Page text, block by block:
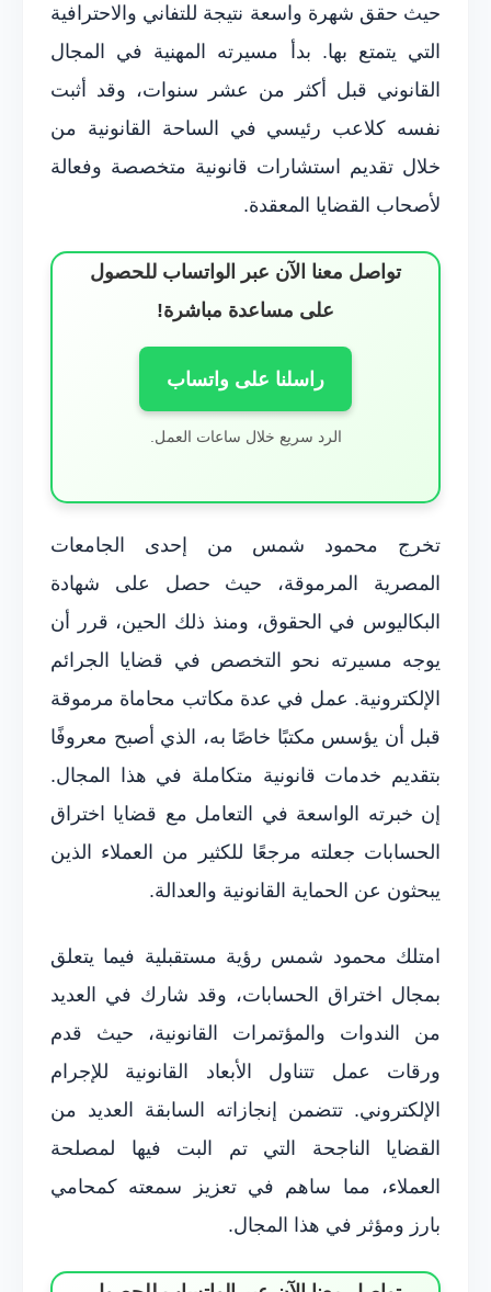
حيث حقق شهرة واسعة نتيجة للتفاني والاحترافية
التي يتمتع بها. بدأ مسيرته المهنية في المجال
القانوني قبل أكثر من عشر سنوات، وقد أثبت
نفسه كلاعب رئيسي في الساحة القانونية من
خلال تقديم استشارات قانونية متخصصة وفعالة
لأصحاب القضايا المعقدة.
تواصل معنا الآن عبر الواتساب للحصول
على مساعدة مباشرة!
راسلنا على واتساب
الرد سريع خلال ساعات العمل.
تخرج محمود شمس من إحدى الجامعات
المصرية المرموقة، حيث حصل على شهادة
البكاليوس في الحقوق، ومنذ ذلك الحين، قرر أن
يوجه مسيرته نحو التخصص في قضايا الجرائم
الإلكترونية. عمل في عدة مكاتب محاماة مرموقة
قبل أن يؤسس مكتبًا خاصًا به، الذي أصبح معروفًا
بتقديم خدمات قانونية متكاملة في هذا المجال.
إن خبرته الواسعة في التعامل مع قضايا اختراق
الحسابات جعلته مرجعًا للكثير من العملاء الذين
يبحثون عن الحماية القانونية والعدالة.
امتلك محمود شمس رؤية مستقبلية فيما يتعلق
بمجال اختراق الحسابات، وقد شارك في العديد
من الندوات والمؤتمرات القانونية، حيث قدم
ورقات عمل تتناول الأبعاد القانونية للإجرام
الإلكتروني. تتضمن إنجازاته السابقة العديد من
القضايا الناجحة التي تم البت فيها لمصلحة
العملاء، مما ساهم في تعزيز سمعته كمحامي
بارز ومؤثر في هذا المجال.